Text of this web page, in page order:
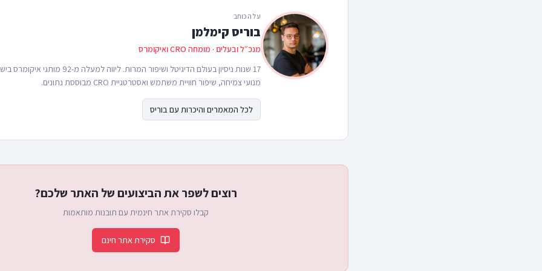
על הכותב
בוריס קימלמן
מנכ״ל ובעלים · מומחה CRO ואיקומרס
17 שנות ניסיון בעולם הדיגיטל ושיפור המרות.
מנועי צמיחה, שיפור חוויית משתמש ואסטרטגיית CRO מבוססת נתונים.
לכל המאמרים והיכרות עם בוריס
רוצים לשפר את הביצועים של האתר שלכם?
קבלו סקירת אתר חינמית עם תובנות מותאמות
סקירת אתר חינם